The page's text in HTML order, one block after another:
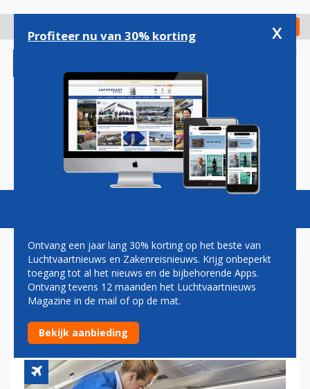
gaan
Check in
Magazine Podcasts Vacatures
KLM BEVESTIGD ALS
DEELNEMER ZAKENREIS
CONFERENCE 2025
Profiteer nu van 30% korting x
Ontvang een jaar lang 30% korting op het beste van
Luchtvaartnieuws en Zakenreisnieuws. Krijg onbeperkt
toegang tot al het nieuws en de bijbehorende Apps.
Ontvang tevens 12 maanden het Luchtvaartnieuws
Magazine in de mail of op de mat.
Bekijk aanbieding